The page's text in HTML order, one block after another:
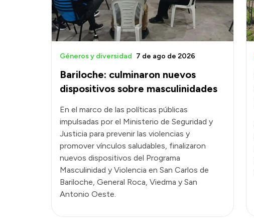
Bariloche: culminaron nuevos
dispositivos sobre masculinidades
Géneros y diversidad 7 de ago de 2026
En el marco de las políticas públicas
impulsadas por el Ministerio de Seguridad y
Justicia para prevenir las violencias y
promover vínculos saludables, finalizaron
nuevos dispositivos del Programa
Masculinidad y Violencia en San Carlos de
Bariloche, General Roca, Viedma y San
Antonio Oeste.